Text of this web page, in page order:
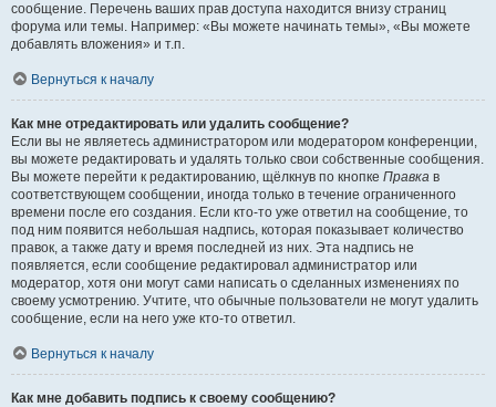
сообщение. Перечень ваших прав доступа находится внизу страниц
форума или темы. Например: «Вы можете начинать темы», «Вы можете
добавлять вложения» и т.п.
Вернуться к началу
Как мне отредактировать или удалить сообщение?
Если вы не являетесь администратором или модератором конференции,
вы можете редактировать и удалять только свои собственные сообщения.
Вы можете перейти к редактированию, щёлкнув по кнопке Правка в
соответствующем сообщении, иногда только в течение ограниченного
времени после его создания. Если кто-то уже ответил на сообщение, то
под ним появится небольшая надпись, которая показывает количество
правок, а также дату и время последней из них. Эта надпись не
появляется, если сообщение редактировал администратор или
модератор, хотя они могут сами написать о сделанных изменениях по
своему усмотрению. Учтите, что обычные пользователи не могут удалить
сообщение, если на него уже кто-то ответил.
Вернуться к началу
Как мне добавить подпись к своему сообщению?